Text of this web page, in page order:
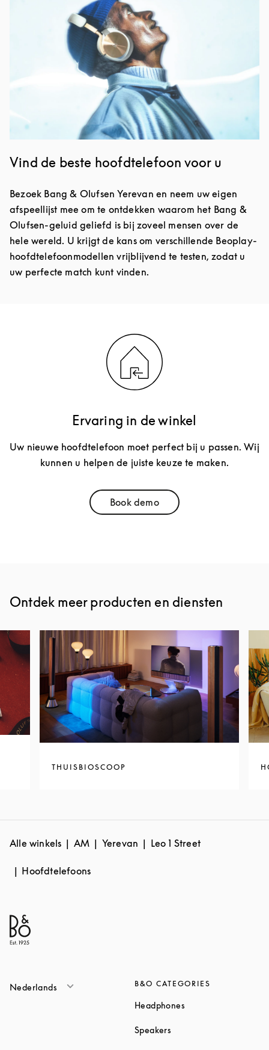
Vind de beste hoofdtelefoon voor u
Bezoek Bang & Olufsen Yerevan en neem uw eigen
afspeellijst mee om te ontdekken waarom het Bang &
Olufsen-geluid geliefd is bij zoveel mensen over de
hele wereld. U krijgt de kans om verschillende Beoplay-
hoofdtelefoonmodellen vrijblijvend te testen, zodat u
uw perfecte match kunt vinden.
Ervaring in de winkel
Uw nieuwe hoofdtelefoon moet perfect bij u passen. Wij
kunnen u helpen de juiste keuze te maken.
Book demoLink Opens in New Tab
Ontdek meer producten en diensten
THUISBIOSCOOP
Alle winkels AM Yerevan Leo 1 Street
Hoofdtelefoons
Nederlands B&O CATEGORIES
Headphones
Speakers